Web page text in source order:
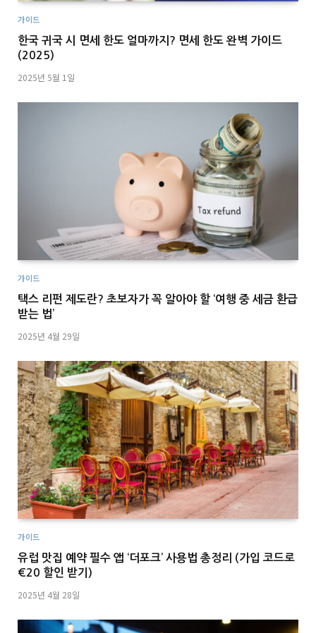
가이드
한국 귀국 시 면세 한도 얼마까지? 면세 한도 완벽 가이드
(2025)
2025년 5월 1일
가이드
택스 리펀 제도란? 초보자가 꼭 알아야 할 ‘여행 중 세금 환급
받는 법’
2025년 4월 29일
가이드
유럽 맛집 예약 필수 앱 ‘더포크’ 사용법 총정리 (가입 코드로
€20 할인 받기)
2025년 4월 28일